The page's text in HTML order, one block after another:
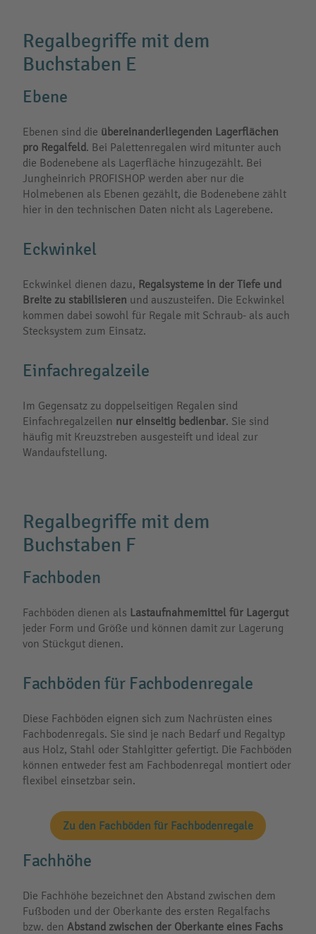
Regalbegriffe mit dem
Buchstaben E
Ebene
Ebenen sind die übereinanderliegenden Lagerflächen
pro Regalfeld. Bei Palettenregalen wird mitunter auch
die Bodenebene als Lagerfläche hinzugezählt. Bei
Jungheinrich PROFISHOP werden aber nur die
Holmebenen als Ebenen gezählt, die Bodenebene zählt
hier in den technischen Daten nicht als Lagerebene.
Eckwinkel
Eckwinkel dienen dazu, Regalsysteme in der Tiefe und
Breite zu stabilisieren und auszusteifen. Die Eckwinkel
kommen dabei sowohl für Regale mit Schraub- als auch
Stecksystem zum Einsatz.
Einfachregalzeile
Im Gegensatz zu doppelseitigen Regalen sind
Einfachregalzeilen nur einseitig bedienbar. Sie sind
häufig mit Kreuzstreben ausgesteift und ideal zur
Wandaufstellung.
Regalbegriffe mit dem
Buchstaben F
Fachboden
Fachböden dienen als Lastaufnahmemittel für Lagergut
jeder Form und Größe und können damit zur Lagerung
von Stückgut dienen.
Fachböden für Fachbodenregale
Diese Fachböden eignen sich zum Nachrüsten eines
Fachbodenregals. Sie sind je nach Bedarf und Regaltyp
aus Holz, Stahl oder Stahlgitter gefertigt. Die Fachböden
können entweder fest am Fachbodenregal montiert oder
flexibel einsetzbar sein.
Zu den Fachböden für Fachbodenregale
Fachhöhe
Die Fachhöhe bezeichnet den Abstand zwischen dem
Fußboden und der Oberkante des ersten Regalfachs
bzw. den Abstand zwischen der Oberkante eines Fachs